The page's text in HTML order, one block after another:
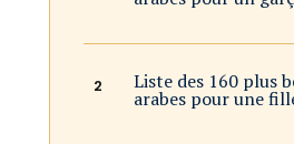
Liste des 160 plus
arabes pour une